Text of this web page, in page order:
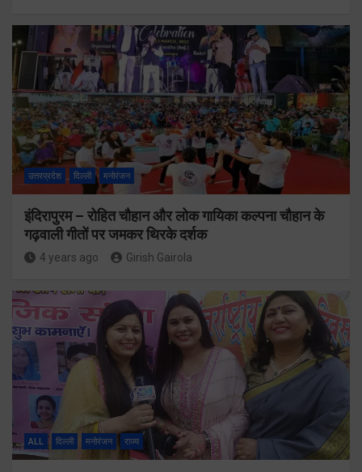
उत्तरप्रदेश दिल्ली मनोरंजन
इंदिरापुरम – रोहित चौहान और लोक गायिका कल्पना चौहान के
गढ़वाली गीतों पर जमकर थिरके दर्शक
4 years ago Girish Gairola
ALL दिल्ली मनोरंजन राज्य